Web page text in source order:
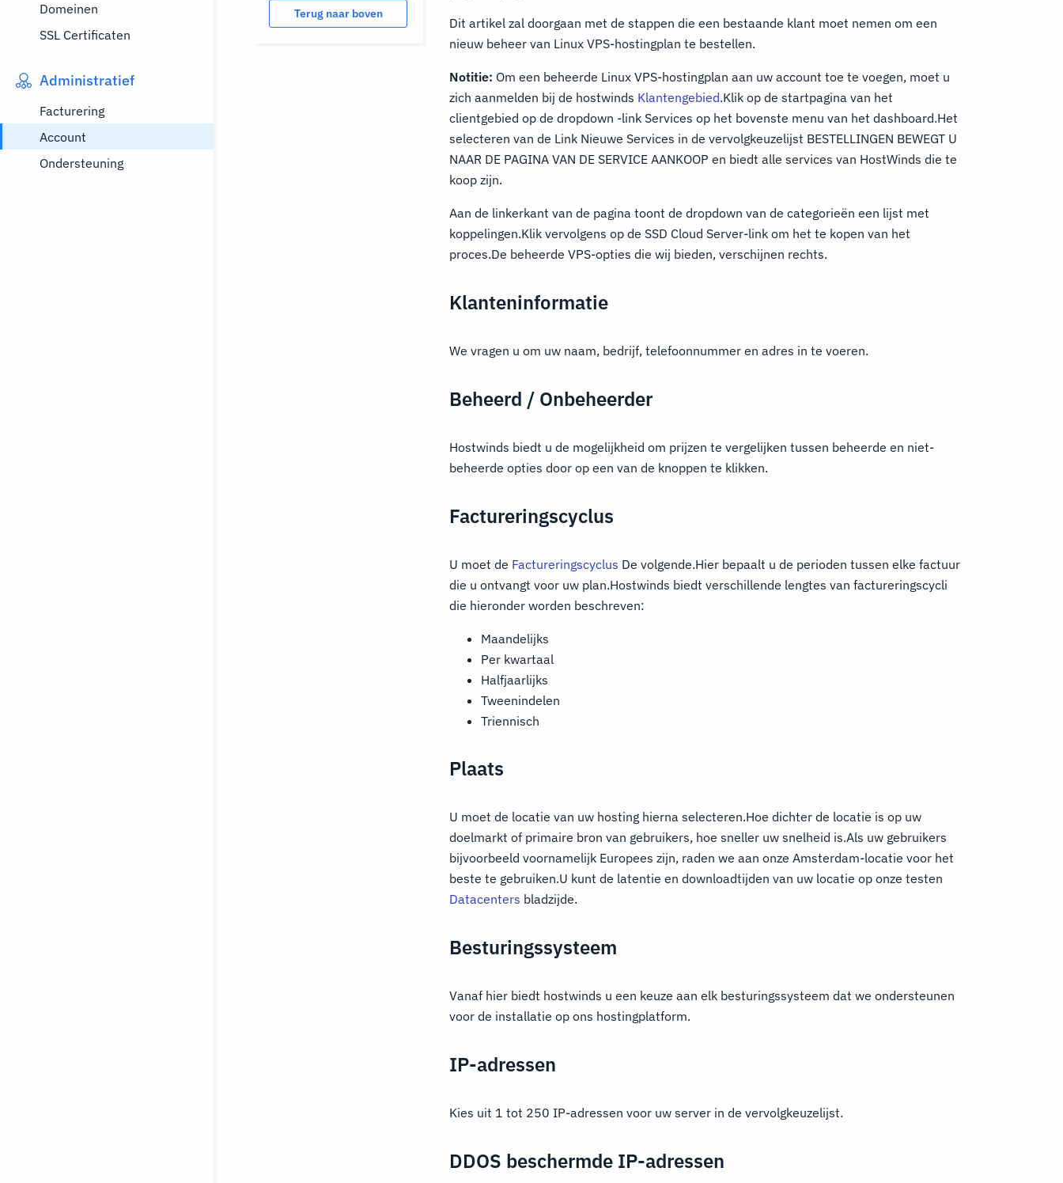
Domeinen
SSL Certificaten
Administratief
Facturering
Account
Ondersteuning
Terug naar boven
Dit artikel zal doorgaan met de stappen die een bestaande klant moet nemen om een
nieuw beheer van Linux VPS-hostingplan te bestellen.
Notitie: Om een beheerde Linux VPS-hostingplan aan uw account toe te voegen, moet u
zich aanmelden bij de hostwinds Klantengebied.Klik op de startpagina van het
clientgebied op de dropdown -link Services op het bovenste menu van het dashboard.Het
selecteren van de Link Nieuwe Services in de vervolgkeuzelijst BESTELLINGEN BEWEGT U
NAAR DE PAGINA VAN DE SERVICE AANKOOP en biedt alle services van HostWinds die te
koop zijn.
Aan de linkerkant van de pagina toont de dropdown van de categorieën een lijst met
koppelingen.Klik vervolgens op de SSD Cloud Server-link om het te kopen van het
proces.De beheerde VPS-opties die wij bieden, verschijnen rechts.
Klanteninformatie
We vragen u om uw naam, bedrijf, telefoonnummer en adres in te voeren.
Beheerd / Onbeheerder
Hostwinds biedt u de mogelijkheid om prijzen te vergelijken tussen beheerde en niet-
beheerde opties door op een van de knoppen te klikken.
Factureringscyclus
U moet de Factureringscyclus De volgende.Hier bepaalt u de perioden tussen elke factuur
die u ontvangt voor uw plan.Hostwinds biedt verschillende lengtes van factureringscycli
die hieronder worden beschreven:
Maandelijks
Per kwartaal
Halfjaarlijks
Tweenindelen
Triennisch
Plaats
U moet de locatie van uw hosting hierna selecteren.Hoe dichter de locatie is op uw
doelmarkt of primaire bron van gebruikers, hoe sneller uw snelheid is.Als uw gebruikers
bijvoorbeeld voornamelijk Europees zijn, raden we aan onze Amsterdam-locatie voor het
beste te gebruiken.U kunt de latentie en downloadtijden van uw locatie op onze testen
Datacenters bladzijde.
Besturingssysteem
Vanaf hier biedt hostwinds u een keuze aan elk besturingssysteem dat we ondersteunen
voor de installatie op ons hostingplatform.
IP-adressen
Kies uit 1 tot 250 IP-adressen voor uw server in de vervolgkeuzelijst.
DDOS beschermde IP-adressen